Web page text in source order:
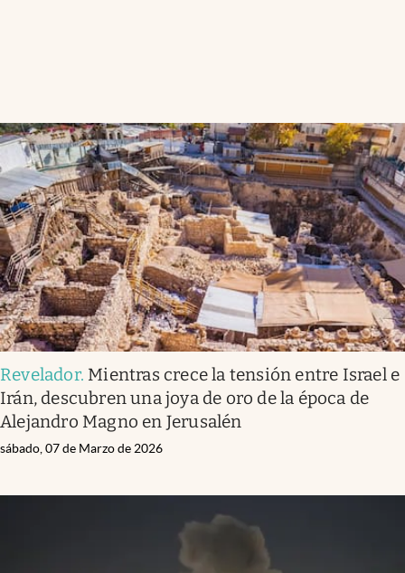
Revelador. Mientras crece la tensión entre Israel e
Irán, descubren una joya de oro de la época de
Alejandro Magno en Jerusalén
sábado, 07 de Marzo de 2026